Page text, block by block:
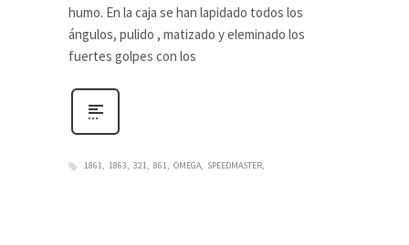
humo. En la caja se han lapidado todos los
ángulos, pulido , matizado y eleminado los
fuertes golpes con los
1861 1863 321 861 OMEGA SPEEDMASTER